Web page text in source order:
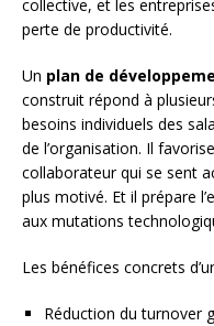
collective, et les
perte de productivité.
Un plan de
construit répond à
besoins individuels des
de l’organisation. Il
collaborateur qui se sent
plus motivé. Et il prépare
aux mutations
Les bénéfices concrets
Réduction du turnover